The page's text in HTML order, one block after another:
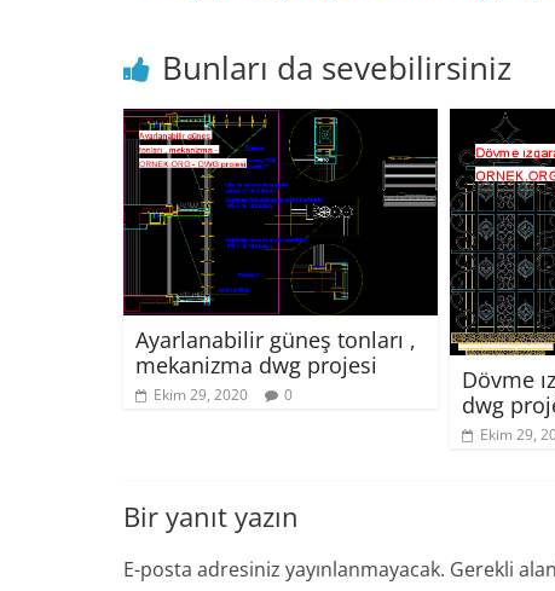
Bunları da sevebilirsiniz
Ayarlanabilir güneş tonları ,
mekanizma dwg projesi
Ekim 29, 2020 0
Dövme
dwg
Ekim 29,
Bir yanıt yazın
E-posta adresiniz yayınlanmayacak. Gerekli